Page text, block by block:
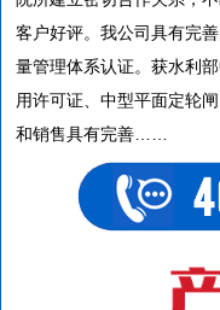
客户好评。我公司具有完
量管理体系认证。获水利
用许可证、中型平面定轮
和销售具有完善……